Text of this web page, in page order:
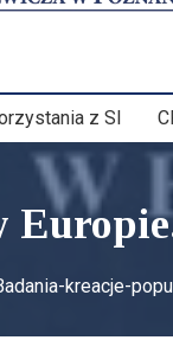
z SI
kreacje-